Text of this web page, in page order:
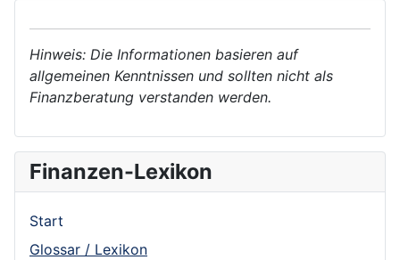
Hinweis: Die Informationen basieren auf
allgemeinen Kenntnissen und sollten nicht als
Finanzberatung verstanden werden.
Finanzen-Lexikon
Start
Glossar / Lexikon